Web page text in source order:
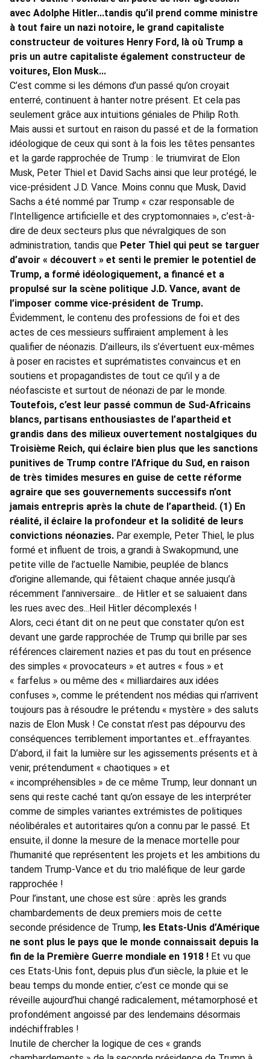
avec Adolphe Hitler...tandis qu’il prend comme ministre
à tout faire un nazi notoire, le grand capitaliste
constructeur de voitures Henry Ford, là où Trump a
pris un autre capitaliste également constructeur de
voitures, Elon Musk...
C’est comme si les démons d’un passé qu’on croyait
enterré, continuent à hanter notre présent. Et cela pas
seulement grâce aux intuitions géniales de Philip Roth.
Mais aussi et surtout en raison du passé et de la formation
idéologique de ceux qui sont à la fois les têtes pensantes
et la garde rapprochée de Trump : le triumvirat de Elon
Musk, Peter Thiel et David Sachs ainsi que leur protégé, le
vice-président J.D. Vance. Moins connu que Musk, David
Sachs a été nommé par Trump « czar responsable de
l’Intelligence artificielle et des cryptomonnaies », c’est-à-
dire de deux secteurs plus que névralgiques de son
administration, tandis que Peter Thiel qui peut se targuer
d’avoir « découvert » et senti le premier le potentiel de
Trump, a formé idéologiquement, a financé et a
propulsé sur la scène politique J.D. Vance, avant de
l’imposer comme vice-président de Trump.
Évidemment, le contenu des professions de foi et des
actes de ces messieurs suffiraient amplement à les
qualifier de néonazis. D’ailleurs, ils s’évertuent eux-mêmes
à poser en racistes et suprématistes convaincus et en
soutiens et propagandistes de tout ce qu’il y a de
néofasciste et surtout de néonazi de par le monde.
Toutefois, c’est leur passé commun de Sud-Africains
blancs, partisans enthousiastes de l’apartheid et
grandis dans des milieux ouvertement nostalgiques du
Troisième Reich, qui éclaire bien plus que les sanctions
punitives de Trump contre l’Afrique du Sud, en raison
de très timides mesures en guise de cette réforme
agraire que ses gouvernements successifs n’ont
jamais entrepris après la chute de l’apartheid. (1) En
réalité, il éclaire la profondeur et la solidité de leurs
convictions néonazies. Par exemple, Peter Thiel, le plus
formé et influent de trois, a grandi à Swakopmund, une
petite ville de l’actuelle Namibie, peuplée de blancs
d’origine allemande, qui fêtaient chaque année jusqu’à
récemment l’anniversaire... de Hitler et se saluaient dans
les rues avec des...Heil Hitler décomplexés !
Alors, ceci étant dit on ne peut que constater qu’on est
devant une garde rapprochée de Trump qui brille par ses
références clairement nazies et pas du tout en présence
des simples « provocateurs » et autres « fous » et
« farfelus » ou même des « milliardaires aux idées
confuses », comme le prétendent nos médias qui n’arrivent
toujours pas à résoudre le prétendu « mystère » des saluts
nazis de Elon Musk ! Ce constat n’est pas dépourvu des
conséquences terriblement importantes et...effrayantes.
D’abord, il fait la lumière sur les agissements présents et à
venir, prétendument « chaotiques » et
« incompréhensibles » de ce même Trump, leur donnant un
sens qui reste caché tant qu’on essaye de les interpréter
comme de simples variantes extrémistes de politiques
néolibérales et autoritaires qu’on a connu par le passé. Et
ensuite, il donne la mesure de la menace mortelle pour
l’humanité que représentent les projets et les ambitions du
tandem Trump-Vance et du trio maléfique de leur garde
rapprochée !
Pour l’instant, une chose est sûre : après les grands
chambardements de deux premiers mois de cette
seconde présidence de Trump, les Etats-Unis d’Amérique
ne sont plus le pays que le monde connaissait depuis la
fin de la Première Guerre mondiale en 1918 ! Et vu que
ces Etats-Unis font, depuis plus d’un siècle, la pluie et le
beau temps du monde entier, c’est ce monde qui se
réveille aujourd’hui changé radicalement, métamorphosé et
profondément angoissé par des lendemains désormais
indéchiffrables !
Inutile de chercher la logique de ces « grands